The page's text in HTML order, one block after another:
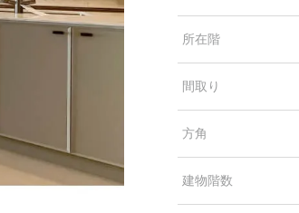
所在階
間取り
方角
建物階数